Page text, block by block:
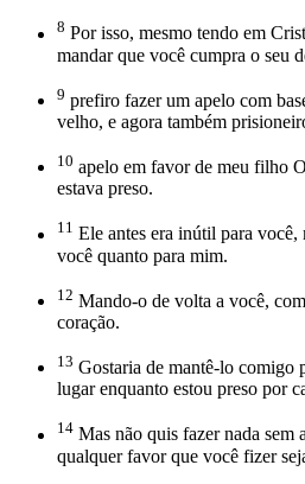
8 Por isso, mesmo tendo em
mandar que você cumpra o seu
9 prefiro fazer um apelo com
velho, e agora também
10 apelo em favor de meu filho
estava preso.
11 Ele antes era inútil para você,
você quanto para mim.
12 Mando-o de volta a você,
coração.
13 Gostaria de mantê-lo comigo
lugar enquanto estou preso por
14 Mas não quis fazer nada sem
qualquer favor que você fizer